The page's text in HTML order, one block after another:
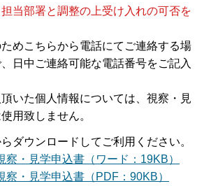
当部署と調整の上受け入れの可否を
めこちらから電話にてご連絡する場
日中ご連絡可能な電話番号をご記入
いた個人情報については、視察・見
用致しません。
ダウンロードしてご利用ください。
察・見学申込書（ワード：19KB）
察・見学申込書（PDF：90KB）